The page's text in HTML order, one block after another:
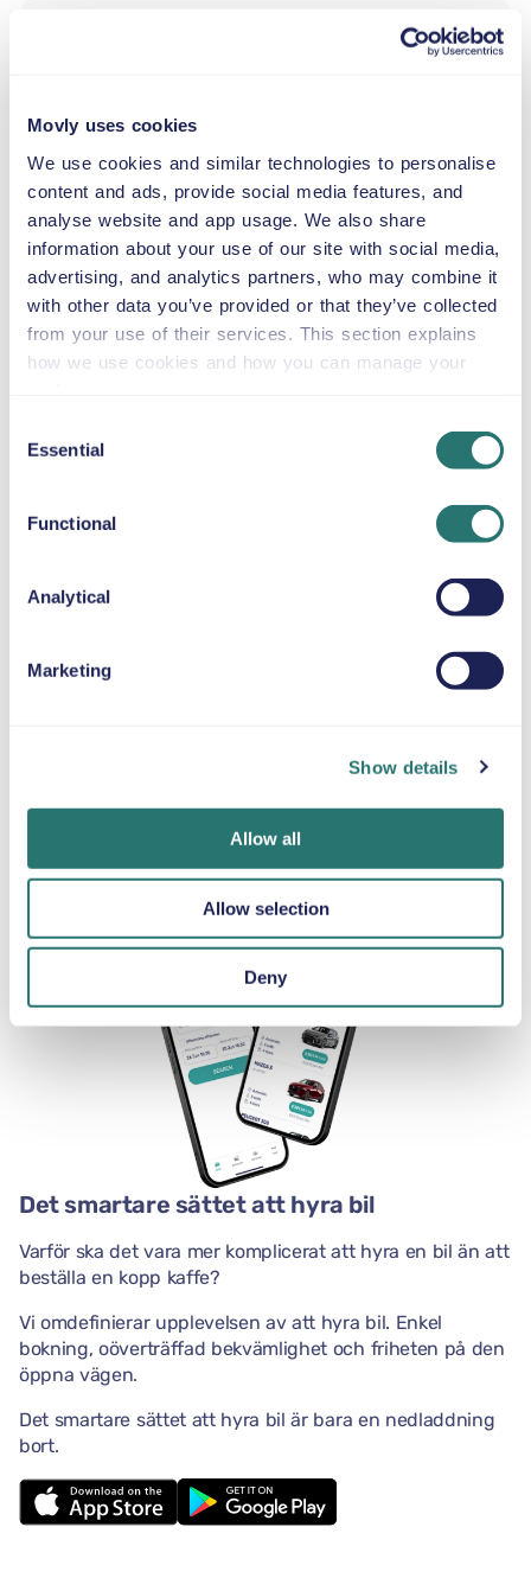
Movly uses cookies
We use cookies and similar technologies to personalise
content and ads, provide social media features, and
analyse website and app usage. We also share
information about your use of our site with social media,
advertising, and analytics partners, who may combine it
with other data you’ve provided or that they’ve collected
from your use of their services. This section explains
how we use cookies and how you can manage your
Selection
Essential
Functional
Analytical
Marketing
Show details
Allow all
Allow selection
Deny
BABYSKYDD
2,5–13 kg
SMÅBARNSTOL
BÄLTESSTOL
15–36 kg
BÄLTESKUDDE
minuter via Movlys
mobilen med vår
Bli verifierad
dokument direkt
via appen.
Det smartare sättet att hyra bil
Varför ska det vara mer komplicerat att hyra en bil än att
beställa en kopp kaffe?
Vi omdefinierar upplevelsen av att hyra bil. Enkel
bokning, oöverträffad bekvämlighet och friheten på den
öppna vägen.
Det smartare sättet att hyra bil är bara en nedladdning
bort.